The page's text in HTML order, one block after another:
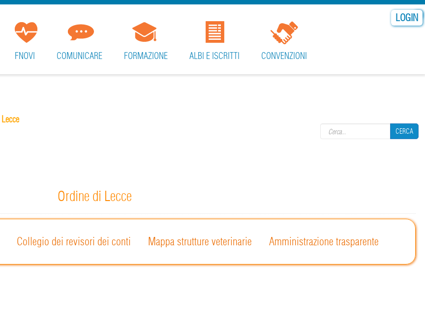
LOGIN
CERCA
FNOVI COMUNICARE FORMAZIONE ALBI E ISCRITTI CONVENZIONI
Lecce
Ordine di Lecce
Collegio dei revisori dei conti Mappa strutture veterinarie Amministrazione trasparente